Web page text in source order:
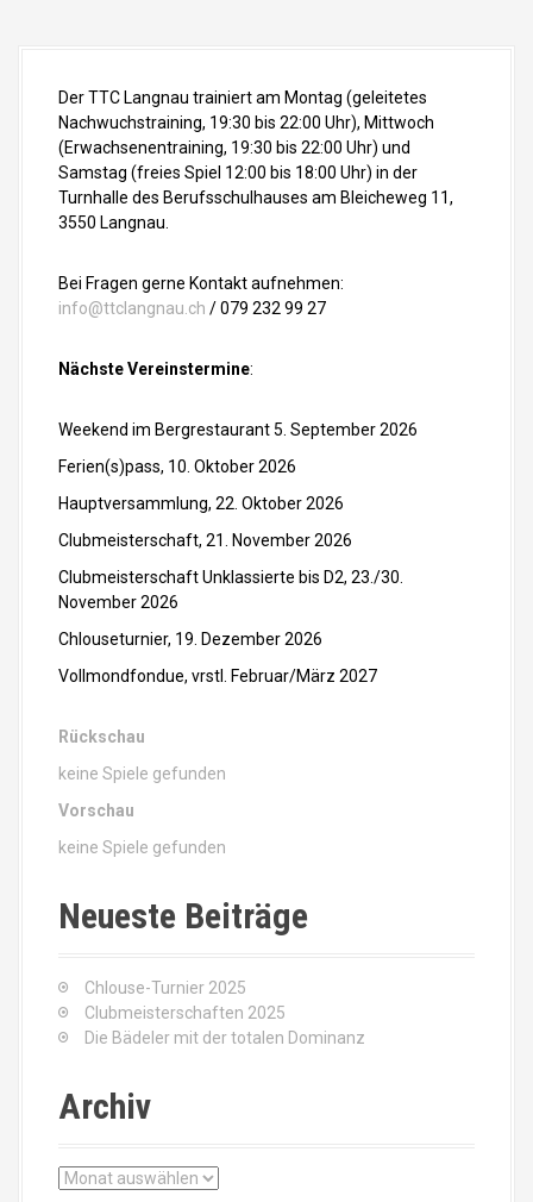
Der TTC Langnau trainiert am Montag (geleitetes
Nachwuchstraining, 19:30 bis 22:00 Uhr), Mittwoch
(Erwachsenentraining, 19:30 bis 22:00 Uhr) und
Samstag (freies Spiel 12:00 bis 18:00 Uhr) in der
Turnhalle des Berufsschulhauses am Bleicheweg 11,
3550 Langnau.
Bei Fragen gerne Kontakt aufnehmen:
info@ttclangnau.ch / 079 232 99 27
Nächste Vereinstermine:
Weekend im Bergrestaurant 5. September 2026
Ferien(s)pass, 10. Oktober 2026
Hauptversammlung, 22. Oktober 2026
Clubmeisterschaft, 21. November 2026
Clubmeisterschaft Unklassierte bis D2, 23./30.
November 2026
Chlouseturnier, 19. Dezember 2026
Vollmondfondue, vrstl. Februar/März 2027
Rückschau
keine Spiele gefunden
Vorschau
keine Spiele gefunden
Neueste Beiträge
Chlouse-Turnier 2025
Clubmeisterschaften 2025
Die Bädeler mit der totalen Dominanz
Archiv
A